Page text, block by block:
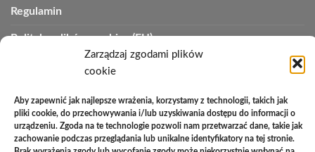
Zarządzaj zgodami plików
cookie
Aby zapewnić jak najlepsze wrażenia, korzystamy z technologii, takich jak
pliki cookie, do przechowywania i/lub uzyskiwania dostępu do informacji o
urządzeniu. Zgoda na te technologie pozwoli nam przetwarzać dane, takie jak
zachowanie podczas przeglądania lub unikalne identyfikatory na tej stronie.
Regulamin
Polityka plików cookies (EU)
Polityka prywatności
Zakupy na raty
Kontakt